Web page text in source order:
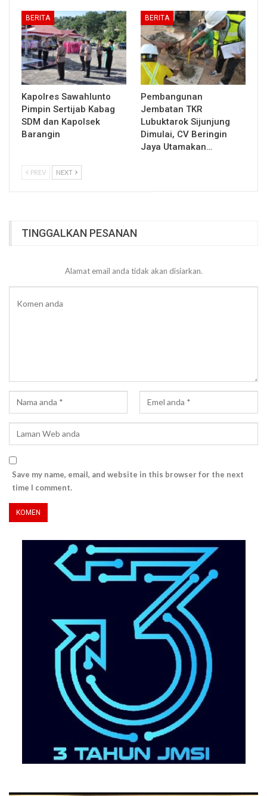
BERITA
Kapolres Sawahlunto
Pimpin Sertijab Kabag
SDM dan Kapolsek
Barangin
BERITA
Pembangunan
Jembatan TKR
Lubuktarok Sijunjung
Dimulai, CV Beringin
Jaya Utamakan…
PREV NEXT
TINGGALKAN PESANAN
Alamat email anda tidak akan disiarkan.
Save my name, email, and website in this browser for the next
time I comment.